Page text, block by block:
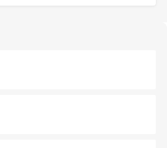
の風情を楽しめる外せないスポット